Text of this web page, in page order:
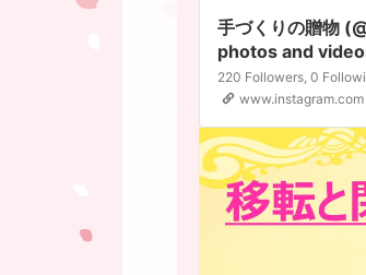
手づくりの贈物
photos and
www.instagram.com